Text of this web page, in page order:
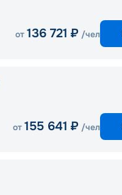
от 136 721 ₽ /чел
от 155 641 ₽ /чел